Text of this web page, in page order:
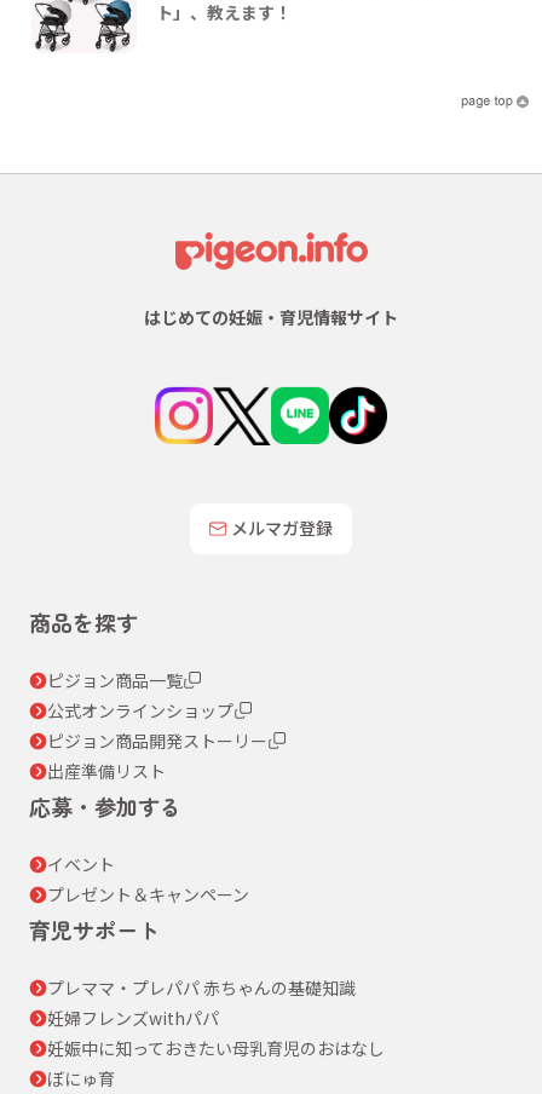
ト」、教えます！
はじめての妊娠・育児情報サイト
メルマガ登録
商品を探す
ピジョン商品一覧
公式オンラインショップ
ピジョン商品開発ストーリー
出産準備リスト
応募・参加する
イベント
プレゼント＆キャンペーン
育児サポート
プレママ・プレパパ 赤ちゃんの基礎知識
妊婦フレンズwithパパ
妊娠中に知っておきたい母乳育児のおはなし
ぼにゅ育